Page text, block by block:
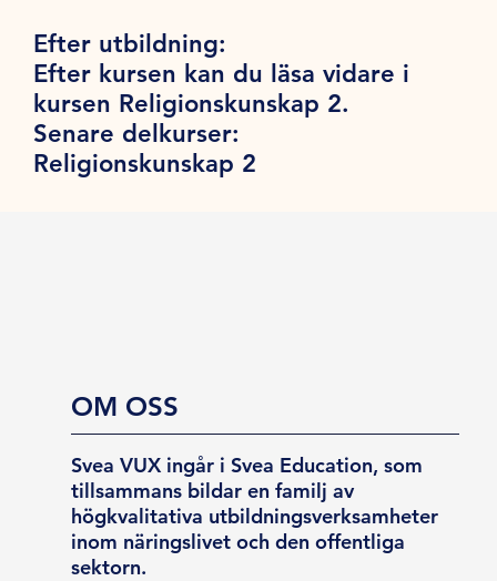
Efter utbildning:
Efter kursen kan du läsa vidare i
kursen Religionskunskap 2.
Senare delkurser:
Religionskunskap 2
OM OSS
Svea VUX ingår i Svea Education, som
tillsammans bildar en familj av
högkvalitativa utbildningsverksamheter
inom näringslivet och den offentliga
sektorn.